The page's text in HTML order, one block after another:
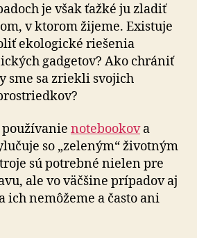
je však ťažké ju zladiť
v kto­rom žijeme. Existuje
ekologické riešenia
gadgetov? Ako chrániť
sme sa zriekli svojich
notebookova
so „ze­le­ným“ životným
sú potrebné nielen pre
ale vo väčšine prípadov aj
ich nemôžeme a často ani